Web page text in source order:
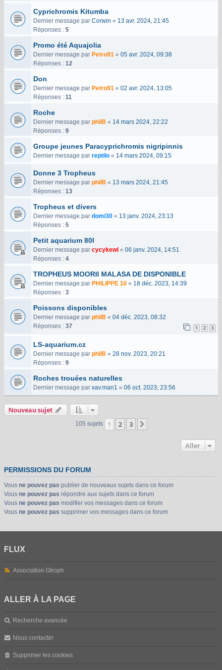
Cyprichromis Kitumba
Dernier message par Corwin « 13 avr. 2024, 21:45
Réponses : 5
Promo été Aquajolia
Dernier message par Petro91 « 05 avr. 2024, 09:38
Réponses : 12
Don
Dernier message par Petro91 « 02 avr. 2024, 13:05
Réponses : 11
Roche
Dernier message par philB « 14 mars 2024, 22:22
Réponses : 9
Groupe jeunes Paracyprichromis nigripinnis
Dernier message par reptilo « 14 mars 2024, 09:15
Donne 3 Tropheus
Dernier message par philB « 13 mars 2024, 21:45
Réponses : 13
Tropheus et divers
Dernier message par domi30 « 13 janv. 2024, 23:13
Réponses : 5
Petit aquarium 80l
Dernier message par cycykewl « 06 janv. 2024, 14:51
Réponses : 4
TROPHEUS MOORII MALASA DE DISPONIBLE
Dernier message par PHILIPPE 10 « 18 déc. 2023, 14:39
Réponses : 3
Poissons disponibles
Dernier message par philB « 04 déc. 2023, 08:32
Réponses : 37 1 2 3
LS-aquarium.cz
Dernier message par philB « 28 nov. 2023, 20:21
Réponses : 9
Roches trouées naturelles
Dernier message par xav.man1 « 06 oct. 2023, 23:56
Nouveau sujet
105 sujets 1 2 3
Aller
PERMISSIONS DU FORUM
Vous ne pouvez pas publier de nouveaux sujets dans ce forum
Vous ne pouvez pas répondre aux sujets dans ce forum
Vous ne pouvez pas modifier vos messages dans ce forum
Vous ne pouvez pas supprimer vos messages dans ce forum
FLUX
Association Gtroph
ALLER À LA PAGE
Recherche avancée
Nous contacter
Supprimer les cookies